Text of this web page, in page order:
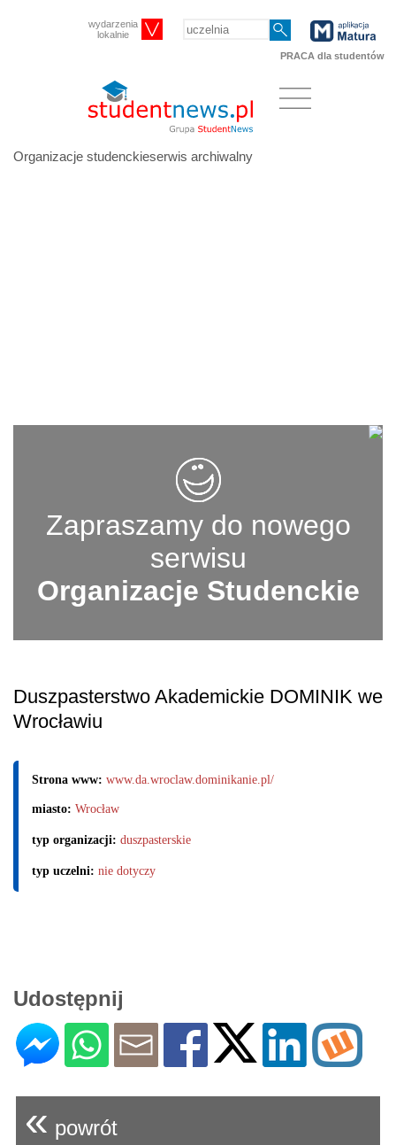
wydarzenia
lokalnie
PRACA dla studentów
Organizacje studenckieserwis archiwalny
Zapraszamy do nowego
serwisu
Organizacje Studenckie
Duszpasterstwo Akademickie DOMINIK we
Wrocławiu
Strona www: www.da.wroclaw.dominikanie.pl/
miasto: Wrocław
typ organizacji: duszpasterskie
typ uczelni: nie dotyczy
Udostępnij
« powrót